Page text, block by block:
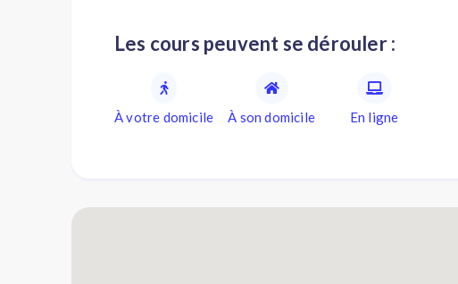
Les cours peuvent se dérouler :
À votre domicile À son domicile En ligne